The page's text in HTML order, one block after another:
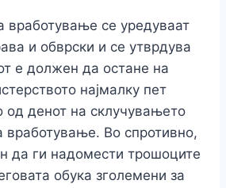
вработување се уредуваат
и обврски и се утврдува
е должен да остане на
најмалку пет
од денот на склучувањето
вработување. Во спротивно,
да ги надомести трошоците
обука зголемени за